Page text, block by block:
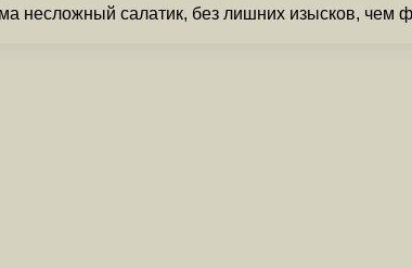
салатик, без лишних изысков, чем